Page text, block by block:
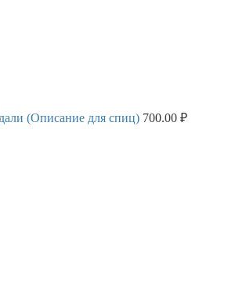
(Описание для спиц) 700.00 ₽